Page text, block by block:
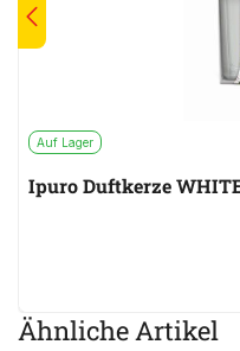
Auf Lager
Ipuro Duftkerze
Ähnliche Artikel